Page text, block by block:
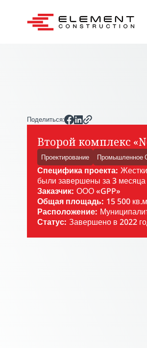
Поделиться:
Второй комплекс
Проектирование Промышленное
Специфика проекта:
были завершены за 3 месяца
Заказчик: ООО «GPP»
Общая площадь: 15 500
Расположение:
Статус: Завершено в 2022